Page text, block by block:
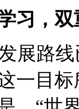
习，
展路
一目